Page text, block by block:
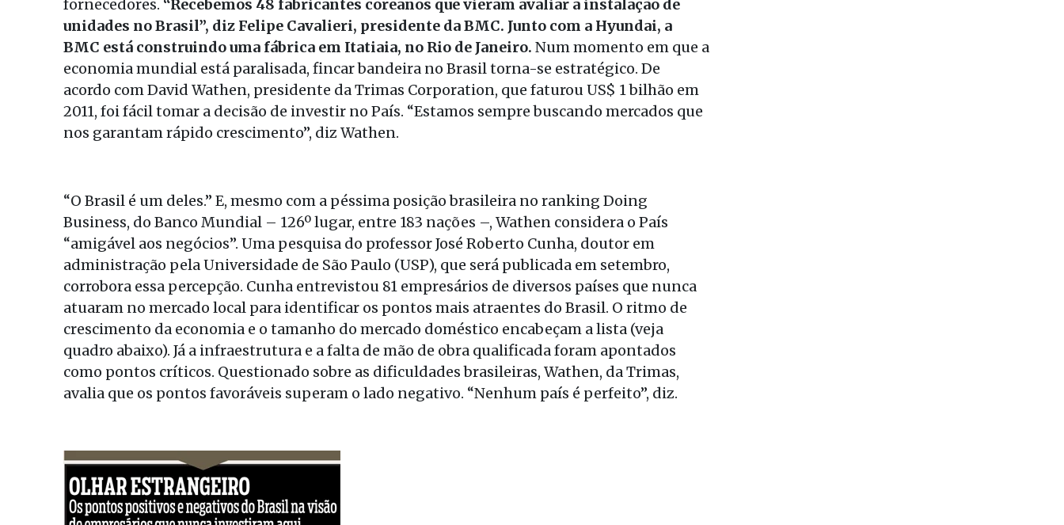
fornecedores. “Recebemos 48 fabricantes coreanos que vieram avaliar a instalação de
unidades no Brasil”, diz Felipe Cavalieri, presidente da BMC. Junto com a Hyundai, a
BMC está construindo uma fábrica em Itatiaia, no Rio de Janeiro. Num momento em que a
economia mundial está paralisada, fincar bandeira no Brasil torna-se estratégico. De
acordo com David Wathen, presidente da Trimas Corporation, que faturou US$ 1 bilhão em
2011, foi fácil tomar a decisão de investir no País. “Estamos sempre buscando mercados que
nos garantam rápido crescimento”, diz Wathen.
“O Brasil é um deles.” E, mesmo com a péssima posição brasileira no ranking Doing
Business, do Banco Mundial – 126º lugar, entre 183 nações –, Wathen considera o País
“amigável aos negócios”. Uma pesquisa do professor José Roberto Cunha, doutor em
administração pela Universidade de São Paulo (USP), que será publicada em setembro,
corrobora essa percepção. Cunha entrevistou 81 empresários de diversos países que nunca
atuaram no mercado local para identificar os pontos mais atraentes do Brasil. O ritmo de
crescimento da economia e o tamanho do mercado doméstico encabeçam a lista (veja
quadro abaixo). Já a infraestrutura e a falta de mão de obra qualificada foram apontados
como pontos críticos. Questionado sobre as dificuldades brasileiras, Wathen, da Trimas,
avalia que os pontos favoráveis superam o lado negativo. “Nenhum país é perfeito”, diz.